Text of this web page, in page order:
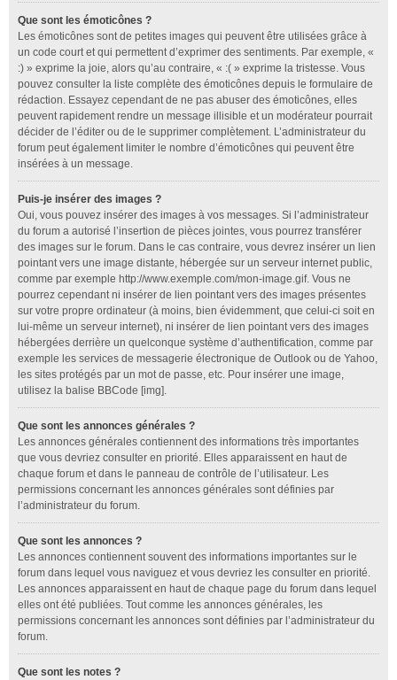
Que sont les émoticônes ?
Les émoticônes sont de petites images qui peuvent être utilisées grâce à
un code court et qui permettent d’exprimer des sentiments. Par exemple, «
:) » exprime la joie, alors qu’au contraire, « :( » exprime la tristesse. Vous
pouvez consulter la liste complète des émoticônes depuis le formulaire de
rédaction. Essayez cependant de ne pas abuser des émoticônes, elles
peuvent rapidement rendre un message illisible et un modérateur pourrait
décider de l’éditer ou de le supprimer complètement. L’administrateur du
forum peut également limiter le nombre d’émoticônes qui peuvent être
insérées à un message.
Puis-je insérer des images ?
Oui, vous pouvez insérer des images à vos messages. Si l’administrateur
du forum a autorisé l’insertion de pièces jointes, vous pourrez transférer
des images sur le forum. Dans le cas contraire, vous devrez insérer un lien
pointant vers une image distante, hébergée sur un serveur internet public,
comme par exemple http://www.exemple.com/mon-image.gif. Vous ne
pourrez cependant ni insérer de lien pointant vers des images présentes
sur votre propre ordinateur (à moins, bien évidemment, que celui-ci soit en
lui-même un serveur internet), ni insérer de lien pointant vers des images
hébergées derrière un quelconque système d’authentification, comme par
exemple les services de messagerie électronique de Outlook ou de Yahoo,
les sites protégés par un mot de passe, etc. Pour insérer une image,
utilisez la balise BBCode [img].
Que sont les annonces générales ?
Les annonces générales contiennent des informations très importantes
que vous devriez consulter en priorité. Elles apparaissent en haut de
chaque forum et dans le panneau de contrôle de l’utilisateur. Les
permissions concernant les annonces générales sont définies par
l’administrateur du forum.
Que sont les annonces ?
Les annonces contiennent souvent des informations importantes sur le
forum dans lequel vous naviguez et vous devriez les consulter en priorité.
Les annonces apparaissent en haut de chaque page du forum dans lequel
elles ont été publiées. Tout comme les annonces générales, les
permissions concernant les annonces sont définies par l’administrateur du
forum.
Que sont les notes ?